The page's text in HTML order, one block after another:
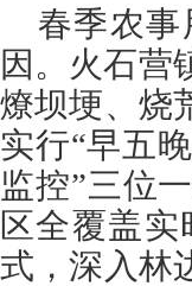
春季农
因。火石营
燎坝埂、烧
实行“早五
监控”三位
区全覆盖
式，深入林